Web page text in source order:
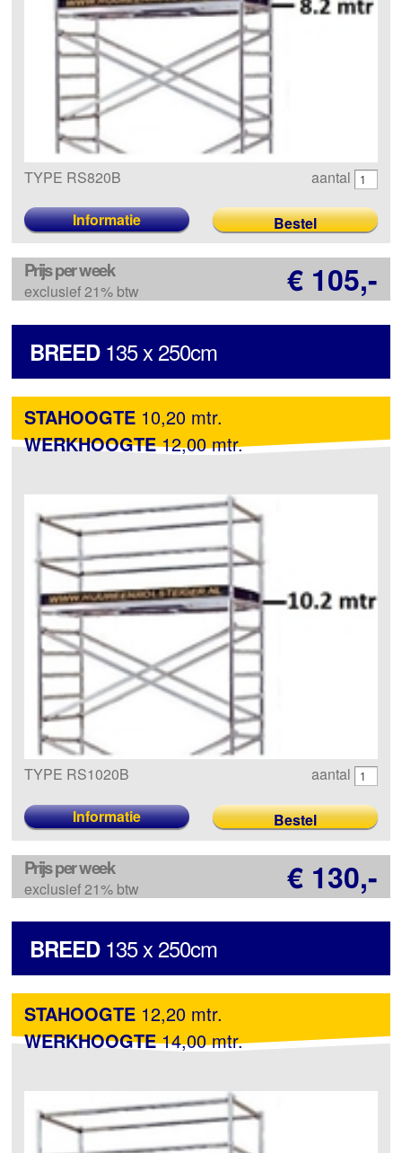
TYPE RS820B aantal
Informatie
Prijs per week
exclusief 21% btw € 105,-
BREED135 x 250cm
STAHOOGTE10,20 mtr.
WERKHOOGTE12,00 mtr.
TYPE RS1020B aantal
Informatie
Prijs per week
exclusief 21% btw € 130,-
BREED135 x 250cm
STAHOOGTE12,20 mtr.
WERKHOOGTE14,00 mtr.